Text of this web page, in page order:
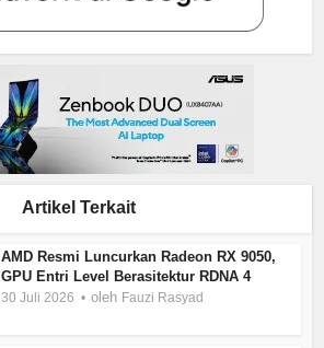
Artikel Terkait
AMD Resmi Luncurkan Radeon RX 9050,
GPU Entri Level Berasitektur RDNA 4
30 Juli 2026 oleh Fauzi Rasyad